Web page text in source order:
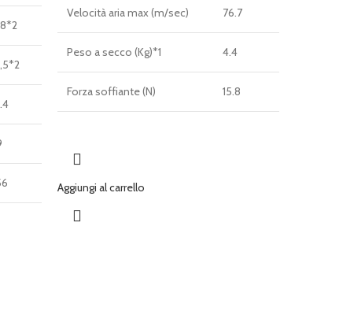
Velocità aria max (m/sec) 76.7
Peso a secco (Kg)*1 4.4
Forza soffiante (N) 15.8
Aggiungi al carrello